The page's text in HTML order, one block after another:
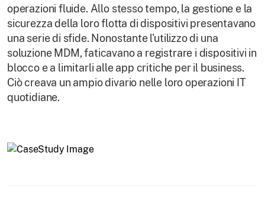
operazioni fluide. Allo stesso tempo, la gestione e la
sicurezza della loro flotta di dispositivi presentavano
una serie di sfide. Nonostante l'utilizzo di una
soluzione MDM, faticavano a registrare i dispositivi in
blocco e a limitarli alle app critiche per il business.
Ciò creava un ampio divario nelle loro operazioni IT
quotidiane.